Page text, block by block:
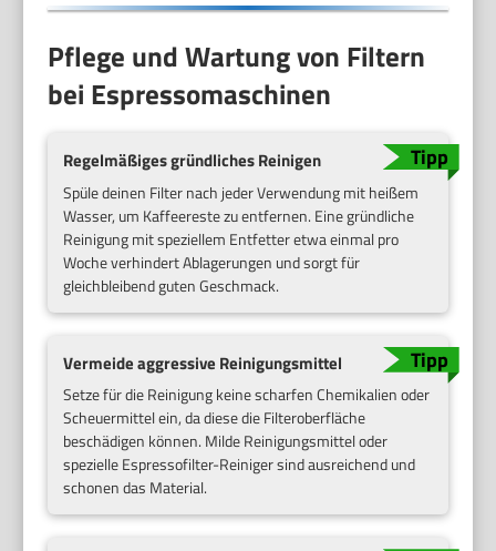
Pflege und Wartung von Filtern
bei Espressomaschinen
Regelmäßiges gründliches Reinigen
Spüle deinen Filter nach jeder Verwendung mit heißem
Wasser, um Kaffeereste zu entfernen. Eine gründliche
Reinigung mit speziellem Entfetter etwa einmal pro
Woche verhindert Ablagerungen und sorgt für
gleichbleibend guten Geschmack.
Vermeide aggressive Reinigungsmittel
Setze für die Reinigung keine scharfen Chemikalien oder
Scheuermittel ein, da diese die Filteroberfläche
beschädigen können. Milde Reinigungsmittel oder
spezielle Espressofilter-Reiniger sind ausreichend und
schonen das Material.